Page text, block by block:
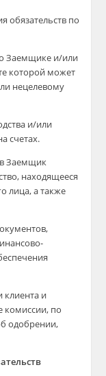
обязательств по
Заемщике и/или
которой может
нецелевому
и/или
счетах.
Заемщик
находящееся
лица, а также
и
комиссии, по
одобрении,